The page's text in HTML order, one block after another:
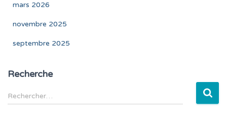
mars 2026
novembre 2025
septembre 2025
Recherche
e
Rechercher…